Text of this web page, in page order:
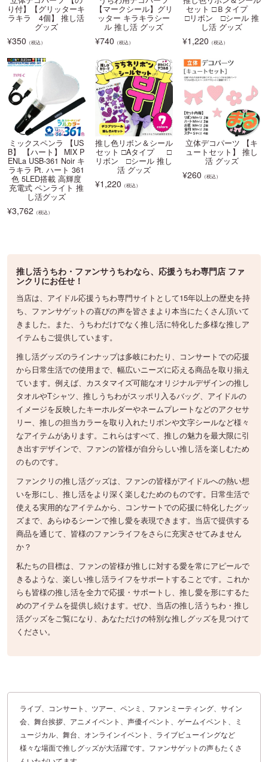
り付】【グリッターキ
ラキラ 4個】 推し活
グッズ
¥350 （税込）
【マークシール】グリ
ッター キラキラシー
ル 推し活 グッズ
¥740 （税込）
セット □Ｂタイプ
□リボン □シール 推
し活 グッズ
¥1,220 （税込）
ミックスペンラ 【US
B】 【ハート】 MIX P
ENLa USB-361 Noir キ
ラキラ Pt. ハート 361
色 5LED搭載 高輝度
充電式 ペンライト 推
し活グッズ
¥3,762 （税込）
推し色リボン＆シール
セット □Aタイプ □
リボン □シール 推し
活 グッズ
¥1,220 （税込）
立体デコパーツ 【キ
ュートセット】 推し
活 グッズ
¥260 （税込）
推し活うちわ・ファンサうちわなら、応援うちわ専門店 ファ
ンクリにお任せ！
当店は、アイドル応援うちわ専門サイトとして15年以上の歴史を持
ち、ファンサゲットの喜びの声を皆さまより本当にたくさん頂いて
きました。また、うちわだけでなく推し活に特化した多様な推しア
イテムもご提供しています。
推し活グッズのラインナップは多岐にわたり、コンサートでの応援
から日常生活での使用まで、幅広いニーズに応える商品を取り揃え
ています。例えば、カスタマイズ可能なオリジナルデザインの推し
タオルやTシャツ、推しうちわがスッポリ入るバッグ、アイドルの
イメージを反映したキーホルダーやネームプレートなどのアクセサ
リー、推しの担当カラーを取り入れたリボンや文字シールなど様々
なアイテムがあります。これらはすべて、推しの魅力を最大限に引
き出すデザインで、ファンの皆様が自分らしい推し活を楽しむため
のものです。
ファンクリの推し活グッズは、ファンの皆様がアイドルへの熱い想
いを形にし、推し活をより深く楽しむためのものです。日常生活で
使える実用的なアイテムから、コンサートでの応援に特化したグッ
ズまで、あらゆるシーンで推し愛を表現できます。当店で提供する
商品を通じて、皆様のファンライフをさらに充実させてみません
か？
私たちの目標は、ファンの皆様が推しに対する愛を常にアピールで
きるような、楽しい推し活ライフをサポートすることです。これか
らも皆様の推し活を全力で応援・サポートし、推し愛を形にするた
めのアイテムを提供し続けます。ぜひ、当店の推し活うちわ・推し
活グッズをご覧になり、あなただけの特別な推しグッズを見つけて
ください。
ライブ、コンサート、ツアー、ペンミ、ファンミーティング、サイン
会、舞台挨拶、アニメイベント、声優イベント、ゲームイベント、ミ
ュージカル、舞台、オンラインイベント、ライブビューイングなど
様々な場面で推しグッズが大活躍です。ファンサゲットの声もたくさ